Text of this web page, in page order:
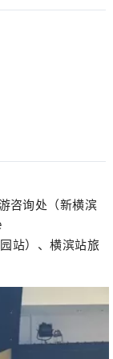
咨询处（新横滨
站）、横滨站旅